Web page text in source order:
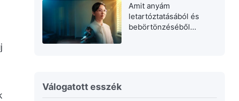
Amit anyám
letartóztatásából és
bebörtönzéséből
Válogatott esszék